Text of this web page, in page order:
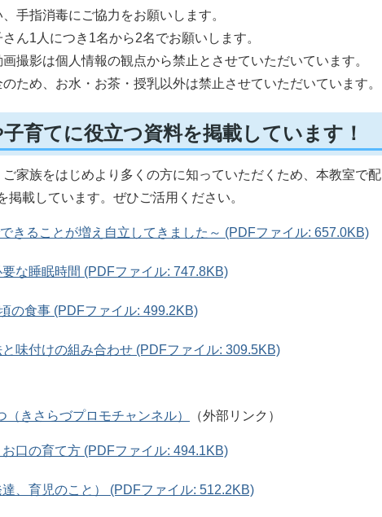
手指消毒にご協力をお願いします。
ん1人につき1名から2名でお願いします。
撮影は個人情報の観点から禁止とさせていただいています。
ため、お水・お茶・授乳以外は禁止させていただいています。
育てに役立つ資料を掲載しています！
家族をはじめより多くの方に知っていただくため、本教室で配
載しています。ぜひご活用ください。
きることが増え自立してきました～ (PDFファイル: 657.0KB)
な睡眠時間 (PDFファイル: 747.8KB)
の食事 (PDFファイル: 499.2KB)
味付けの組み合わせ (PDFファイル: 309.5KB)
（きさらづプロモチャンネル） （外部リンク）
口の育て方 (PDFファイル: 494.1KB)
、育児のこと） (PDFファイル: 512.2KB)